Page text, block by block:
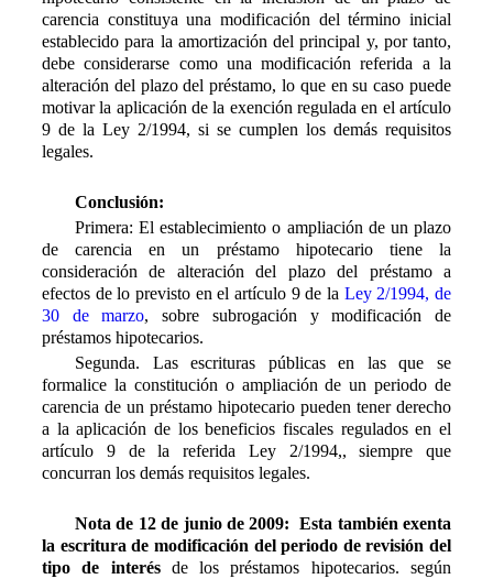
carencia constituya una modificación del término inicial
establecido para la amortización del principal y, por tanto,
debe considerarse como una modificación referida a la
alteración del plazo del préstamo, lo que en su caso puede
motivar la aplicación de la exención regulada en el artículo
9 de la Ley 2/1994, si se cumplen los demás requisitos
legales.
Conclusión:
Primera: El establecimiento o ampliación de un plazo
de carencia en un préstamo hipotecario tiene la
consideración de alteración del plazo del préstamo a
efectos de lo previsto en el artículo 9de la Ley 2/1994, de
30 de marzo, sobre subrogación y modificación de
préstamos hipotecarios.
Segunda. Las escrituras públicas en las que se
formalice la constitución o ampliación de un periodo de
carencia de un préstamo hipotecario pueden tener derecho
a la aplicación de los beneficios fiscales regulados en el
artículo 9 de la referida Ley 2/1994,, siempre que
concurran los demás requisitos legales.
Nota de 12 de junio de 2009: Esta también exenta
la escritura de modificación del periodo de revisión del
tipo de interésde los préstamos hipotecarios. según